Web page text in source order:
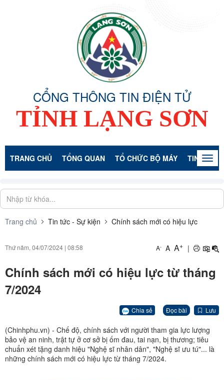
CỔNG THÔNG TIN ĐIỆN TỬ
TỈNH LẠNG SƠN
TRANG CHỦ TỔNG QUAN TỔ CHỨC BỘ MÁY TIN TỨC -
Trang chủ Tin tức - Sự kiện Chính sách mới có hiệu lực
Thứ năm, 04/07/2024 | 08:58 A- A A+ |
Chính sách mới có hiệu lực từ tháng
7/2024
Chia sẻ Đọc bài Lưu
(Chinhphu.vn) - Chế độ, chính sách với người tham gia lực lượng
bảo vệ an ninh, trật tự ở cơ sở bị ốm đau, tai nạn, bị thương; tiêu
chuẩn xét tặng danh hiệu "Nghệ sĩ nhân dân", "Nghệ sĩ ưu tú"... là
những chính sách mới có hiệu lực từ tháng 7/2024.